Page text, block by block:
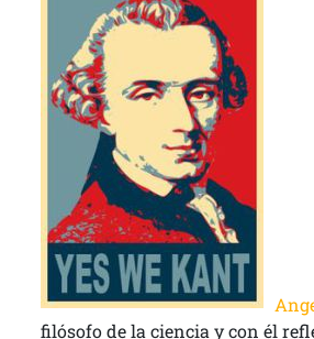
filósofo de la ciencia y con él